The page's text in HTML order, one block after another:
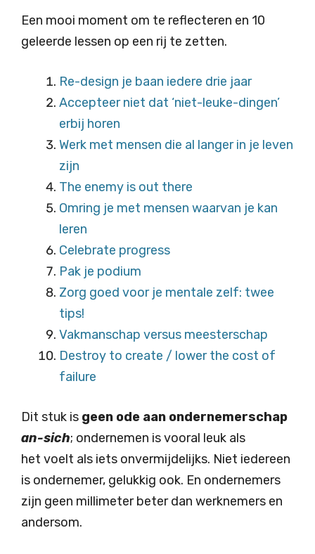
Een mooi moment om te reflecteren en 10
geleerde lessen op een rij te zetten.
Re-design je baan iedere drie jaar
Accepteer niet dat ‘niet-leuke-dingen’
erbij horen
Werk met mensen die al langer in je leven
zijn
The enemy is out there
Omring je met mensen waarvan je kan
leren
Celebrate progress
Pak je podium
Zorg goed voor je mentale zelf: twee
tips!
Vakmanschap versus meesterschap
Destroy to create / lower the cost of
failure
Dit stuk is geen ode aan ondernemerschap
an-sich; ondernemen is vooral leuk als
het voelt als iets onvermijdelijks. Niet iedereen
is ondernemer, gelukkig ook. En ondernemers
zijn geen millimeter beter dan werknemers en
andersom.